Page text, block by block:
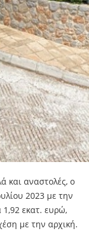
και αναστολές, ο
2023 με την
1,92 εκατ. ευρώ,
με την αρχική.